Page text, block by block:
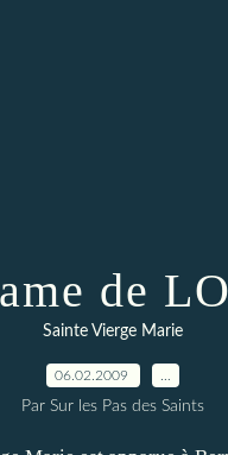
de
Sainte Vierge Marie
06.02.2009
Par Sur les Pas des Saints